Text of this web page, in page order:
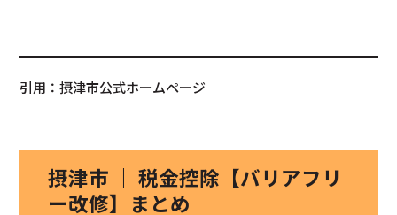
引用：摂津市公式ホームページ
摂津市 ｜ 税金控除【バリアフリ
ー改修】まとめ